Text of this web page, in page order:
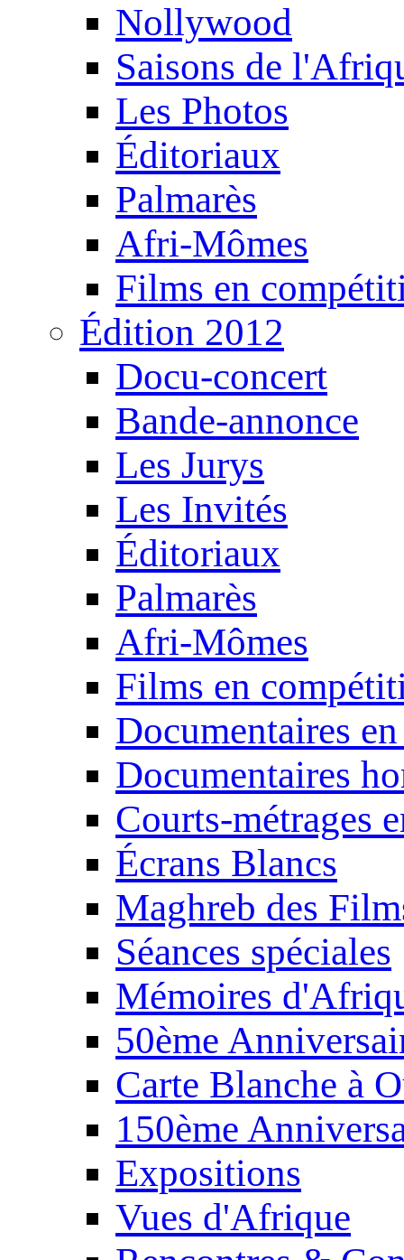
Nollywood
Saisons de
Les Photos
Éditoriaux
Palmarès
Afri-Mômes
Films en
Édition 2012
Docu-concert
Bande-annonce
Les Jurys
Les Invités
Éditoriaux
Palmarès
Afri-Mômes
Films en
Documentaires
Documentaires
Courts-métrages
Écrans Blancs
Maghreb des
Séances spéciales
Mémoires
50ème
Carte Blanche à
150ème
Expositions
Vues d'Afrique